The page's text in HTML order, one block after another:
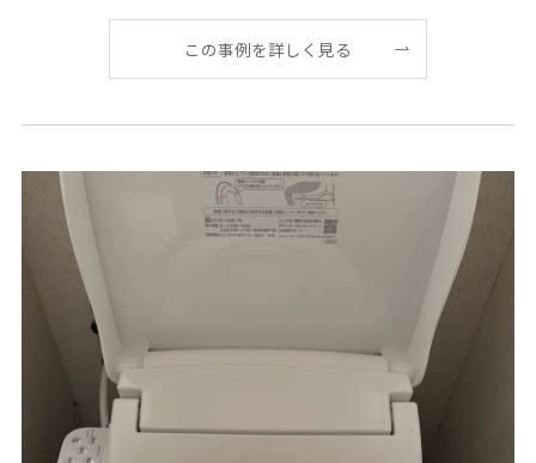
この事例を詳しく見る